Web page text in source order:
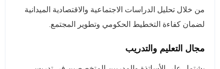
من خلال تحليل الدراسات الاجتماعية والاقتصادية الميدانية
لضمان كفاءة التخطيط الحكومي وتطوير المجتمع.
مجال التعليم والتدريب